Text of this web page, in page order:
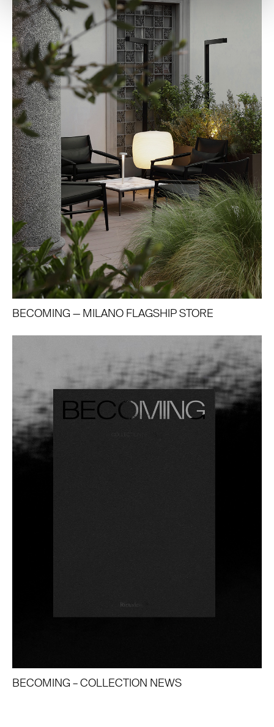
BECOMING — MILANO FLAGSHIP STORE
BECOMING – COLLECTION NEWS